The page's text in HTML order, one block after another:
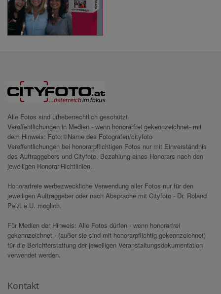
Alle Fotos sind urheberrechtlich geschützt.
Veröffentlichungen in Medien - wenn honorarfrei gekennzeichnet- mit
dem Hinweis: Foto:©Name des Fotografen/cityfoto
Veröffentlichungen bei honorarpflichtigen Fotos nur mit Einverständnis
des Auftraggebers und Cityfoto. Bezahlung eines Honorars nach den
jeweiligen Honorar-Richtlinien.
Honorarfreie werbezweckliche Verwendung aller Fotos nur für den
jeweiligen Auftraggeber oder nach Absprache mit Cityfoto - Dr. Roland
Pelzl e.U. möglich.
Für Medien der Hinweis: Alle Fotos dürfen - wenn honorarfrei
gekennzeichnet - (außer sie sind mit honorarpflichtig gekennzeichnet)
für die Berichterstattung der jeweiligen Veranstaltungsdokumentation
verwendet werden.
Kontakt